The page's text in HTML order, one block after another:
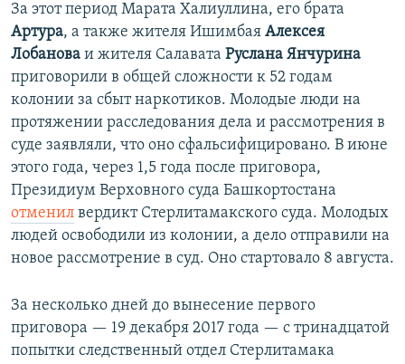
За этот период Марата Халиуллина, его брата
Артура, а также жителя Ишимбая Алексея
Лобанова и жителя Салавата Руслана Янчурина
приговорили в общей сложности к 52 годам
колонии за сбыт наркотиков. Молодые люди на
протяжении расследования дела и рассмотрения в
суде заявляли, что оно сфальсифицировано. В июне
этого года, через 1,5 года после приговора,
Президиум Верховного суда Башкортостана
отменил вердикт Стерлитамакского суда. Молодых
людей освободили из колонии, а дело отправили на
новое рассмотрение в суд. Оно стартовало 8 августа.
За несколько дней до вынесение первого
приговора — 19 декабря 2017 года — с тринадцатой
попытки следственный отдел Стерлитамака